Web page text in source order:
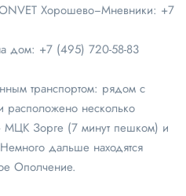
Хорошево−Мневники: +7
дом: +7 (495) 720-58-83
транспортом: рядом с
несколько
Зорге (7 минут пешком) и
дальше находятся
Ополчение.